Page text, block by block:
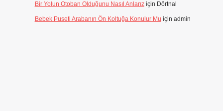
Bir Yolun Otoban Olduğunu Nasıl Anlarıziçin Dörtnal
Bebek Puseti Arabanın Ön Koltuğa Konulur Mu için admin